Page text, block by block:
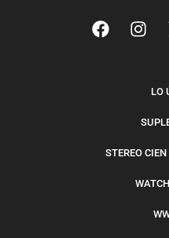
LO
STEREO